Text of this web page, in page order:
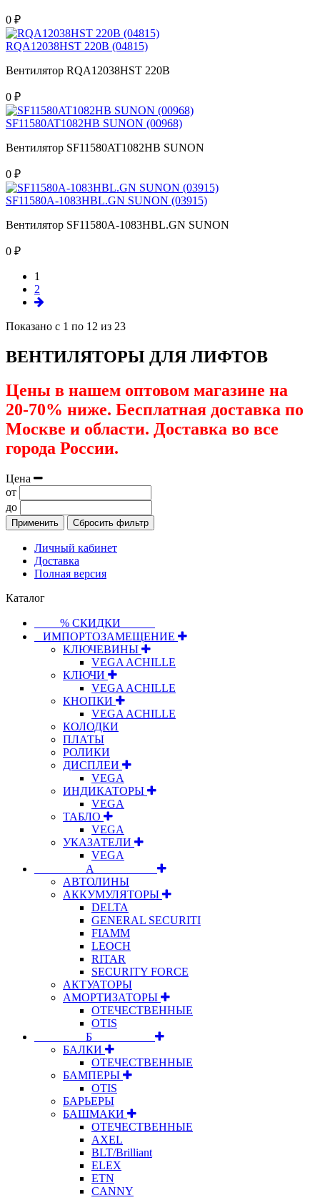
0 ₽
RQA12038HST 220В (04815)
Вентилятор RQA12038HST 220В
0 ₽
SF11580AT1082HB SUNON (00968)
Вентилятор SF11580AT1082HB SUNON
0 ₽
SF11580A-1083HBL.GN SUNON (03915)
Вентилятор SF11580A-1083HBL.GN SUNON
0 ₽
1
2
Показано с 1 по 12 из 23
ВЕНТИЛЯТОРЫ ДЛЯ ЛИФТОВ
Цены в нашем оптовом магазине на
20-70% ниже. Бесплатная доставка по
Москве и области. Доставка во все
города России.
Цена
от
до
Применить Сбросить фильтр
Личный кабинет
Доставка
Полная версия
Каталог
⠀⠀⠀% СКИДКИ⠀⠀⠀⠀
⠀ИМПОРТОЗАМЕЩЕНИЕ
КЛЮЧЕВИНЫ
VEGA ACHILLE
КЛЮЧИ
VEGA ACHILLE
КНОПКИ
VEGA ACHILLE
КОЛОДКИ
ПЛАТЫ
РОЛИКИ
ДИСПЛЕИ
VEGA
ИНДИКАТОРЫ
VEGA
ТАБЛО
VEGA
УКАЗАТЕЛИ
VEGA
⠀⠀⠀⠀⠀⠀А⠀⠀⠀⠀⠀⠀⠀
АВТОЛИНЫ
АККУМУЛЯТОРЫ
DELTA
GENERAL SECURITI
FIAMM
LEOCH
RITAR
SECURITY FORCE
АКТУАТОРЫ
АМОРТИЗАТОРЫ
ОТЕЧЕСТВЕННЫЕ
OTIS
⠀⠀⠀⠀⠀⠀Б⠀⠀⠀⠀⠀⠀⠀
БАЛКИ
ОТЕЧЕСТВЕННЫЕ
БАМПЕРЫ
OTIS
БАРЬЕРЫ
БАШМАКИ
ОТЕЧЕСТВЕННЫЕ
AXEL
BLT/Brilliant
ELEX
ETN
CANNY